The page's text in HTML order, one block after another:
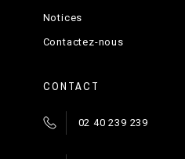
Notices
Contactez-nous
CONTACT
02 40 239 239